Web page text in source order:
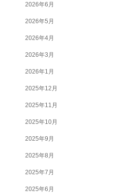
2026年6月
2026年5月
2026年4月
2026年3月
2026年1月
2025年12月
2025年11月
2025年10月
2025年9月
2025年8月
2025年7月
2025年6月